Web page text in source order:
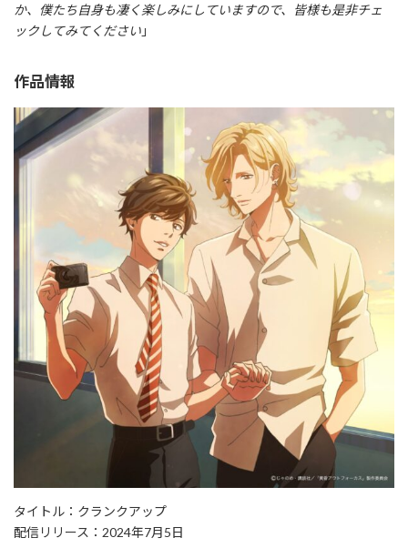
か、僕たち自身も凄く楽しみにしていますので、皆様も是非チェ
ックしてみてください 」
作品情報
タイトル：クランクアップ
配信リリース：2024年7月5日